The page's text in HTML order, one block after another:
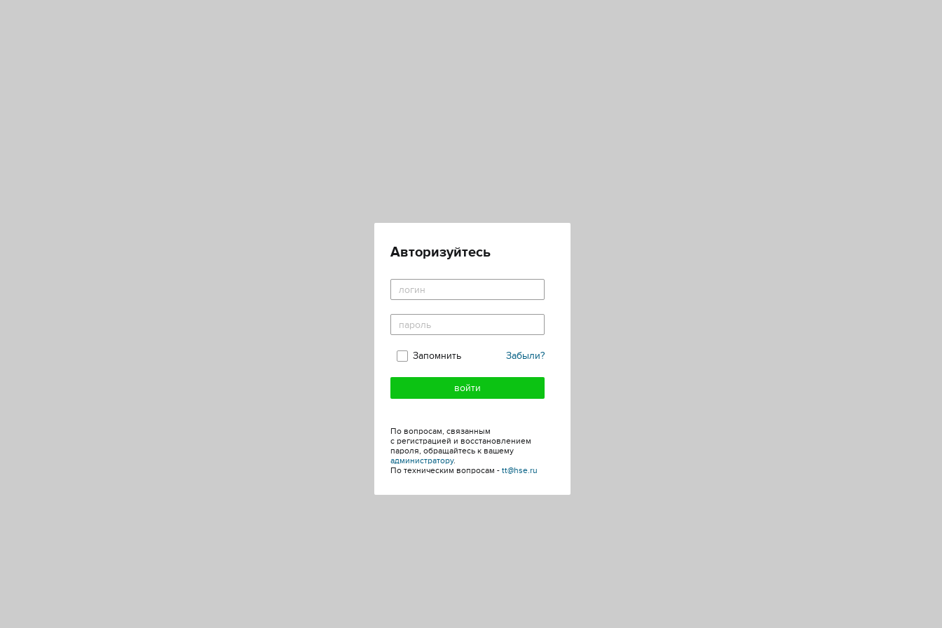
Авторизуйтесь
Забыли?
Запомнить
По вопросам, связанным
с регистрацией и восстановлением
пароля, обращайтесь к вашему
администратору.
По техническим вопросам - tt@hse.ru